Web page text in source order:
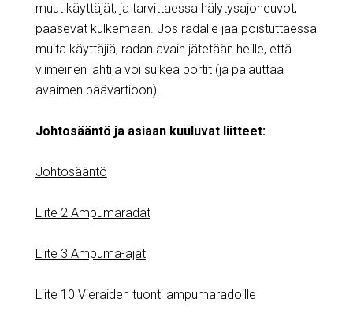
muut käyttäjät, ja tarvittaessa hälytysajoneuvot,
pääsevät kulkemaan. Jos radalle jää poistuttaessa
muita käyttäjiä, radan avain jätetään heille, että
viimeinen lähtijä voi sulkea portit (ja palauttaa
avaimen päävartioon).
Johtosääntö ja asiaan kuuluvat liitteet:
Johtosääntö
Liite 2 Ampumaradat
Liite 3 Ampuma-ajat
Liite 10 Vieraiden tuonti ampumaradoille